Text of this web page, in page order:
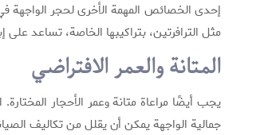
إحدى الخصائص المهمة الأخرى لحجر الواجهة في
مثل الترافرتين، بتراكيبها الخاصة، تساعد
المتانة والعمر الافتراضي
يجب أيضًا مراعاة متانة وعمر الأحجار
جمالية الواجهة يمكن أن يقلل من تكاليف